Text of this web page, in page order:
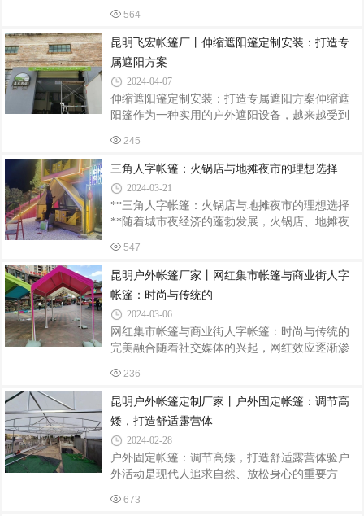
防水、防晒、防紫外线等多重功能，确保您在户
为一处与自然融为一体的休憩之地，正逐渐成为
人们追求的理想选择。本文将带您深入了解户外
茅草亭的定制安装过程，共同缔造自然与艺术的
和谐之境。一、定制设计：彰显个性与品味定制
户外茅草亭的首要步骤是进行设计规划。根据客
户需求和使用场景，设计师会与客户深入沟通，
了解客户的审美偏好、功能需求以及预算限制。
随后，设计师将结合现场环境、建筑风格等因
564
昆明飞宏帐篷厂丨伸缩遮阳篷定制安装：打造专
属遮阳方案
2024-04-07
伸缩遮阳篷定制安装：打造专属遮阳方案伸缩遮
阳篷作为一种实用的户外遮阳设备，越来越受到
效遮挡阳光，还能根据个人需求进行个性化设
计，为户外空间增添一份独特魅力。本文将为您
介绍伸缩遮阳篷的定制安装流程，帮助您打造专
属的遮阳方案。一、需求分析在进行伸缩遮阳篷
的定制安装前，首先需要进行需求分析。考虑户
外空间的用途、尺寸、朝向等因素，确定所需的
遮阳篷尺寸、颜色、材质等。同时，了解遮阳篷
产品能够满足实际需求。二、选择遮阳篷品牌
245
三角人字帐篷：火锅店与地摊夜市的理想选择
2024-03-21
**三角人字帐篷：火锅店与地摊夜市的理想选择
**随着城市夜经济的蓬勃发展，火锅店、地摊夜
去处。而在这些场所中，一个既实用又美观的帐
篷不仅能提供舒适的用餐环境，还能成为吸引顾
客的一大亮点。今天，我们就来谈谈三角人字帐
篷在这些场所中的独特应用。三角人字帐篷，顾
名思义，是一种采用三角形人字结构设计的帐
篷。这种帐篷结构稳固，抗风能力强，即使在恶
劣的天气条件下也能保持良好的稳定性。同时，
其独特的造型使得帐篷本身就具有一定的观赏
547
昆明户外帐篷厂家丨网红集市帐篷与商业街人字
帐篷：时尚与传统的
2024-03-06
网红集市帐篷与商业街人字帐篷：时尚与传统的
完美融合随着社交媒体的兴起，网红效应逐渐渗
与商业街人字帐篷便是这一趋势下的新兴产物。
它们不仅是商业活动的平台，更是城市文化与时
尚生活的新名片。一、网红集市帐篷：时尚与潮
流的聚集地网红集市帐篷以其独特的外观和创意
的设计，吸引了众多年轻人的目光。这些帐篷通
常采用鲜艳的颜色和个性化的图案，让人一眼就
能感受到其时尚与潮流的气息。在集市上，你可
以看到各式各样的商品，从手工艺品到创意小
236
昆明户外帐篷定制厂家丨户外固定帐篷：调节高
矮，打造舒适露营体
2024-02-28
户外固定帐篷：调节高矮，打造舒适露营体验户
外活动是现代人追求自然、放松身心的重要方
不言而喻。在户外活动中，一款好的帐篷不仅能
673